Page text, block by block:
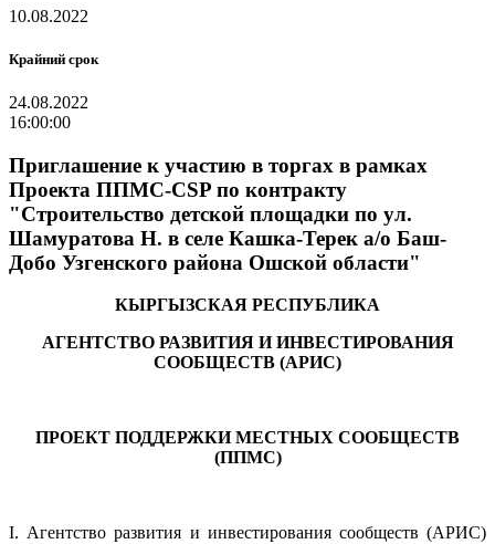
10.08.2022
Крайний срок
24.08.2022
16:00:00
Приглашение к участию в торгах в рамках
Проекта ППМС-CSP по контракту
"Строительство детской площадки по ул.
Шамуратова Н. в селе Кашка-Терек а/о Баш-
Добо Узгенского района Ошской области"
КЫРГЫЗСКАЯ РЕСПУБЛИКА
АГЕНТСТВО РАЗВИТИЯ И ИНВЕСТИРОВАНИЯ
СООБЩЕСТВ (АРИС)
ПРОЕКТ ПОДДЕРЖКИ МЕСТНЫХ СООБЩЕСТВ
(ППМС)
I. Агентство развития и инвестирования сообществ (АРИС)